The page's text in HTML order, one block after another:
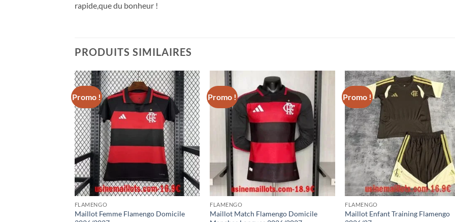
rapide,que du bonheur !
PRODUITS SIMILAIRES
Promo !
FLAMENGO
Maillot Femme Flamengo Domicile
Promo !
FLAMENGO
Maillot Match Flamengo Domicile
Promo !
FLAMENGO
Maillot Enfant Training Flamengo